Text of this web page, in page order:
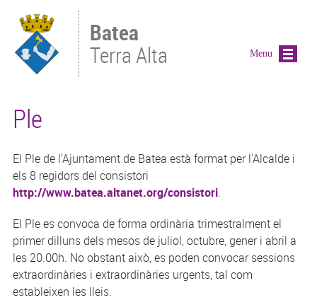
Batea
Terra Alta
Ple
El Ple de l'Ajuntament de Batea està format per l'Alcalde i
els 8 regidors del consistori
http://www.batea.altanet.org/consistori.
El Ple es convoca de forma ordinària trimestralment el
primer dilluns dels mesos de juliol, octubre, gener i abril a
les 20.00h. No obstant això, es poden convocar sessions
extraordinàries i extraordinàries urgents, tal com
estableixen les lleis.
Menu